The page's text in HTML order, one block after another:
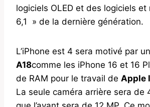
logiciels OLED et des logiciels et
6,1 » de la dernière génération.
L’iPhone est 4 sera motivé par un
A18comme les iPhone 16 et 16
de RAM pour le travail de Apple
La seule caméra arrière sera de